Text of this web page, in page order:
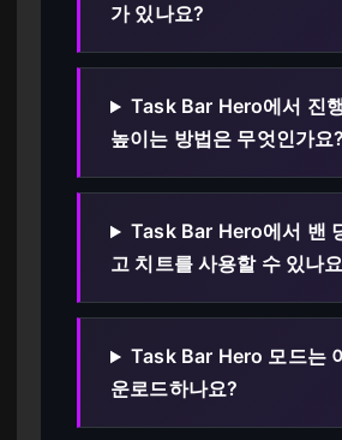
가 있나요?
Task Bar Hero에서 진
높이는 방법은 무엇인가요?
Task Bar Hero에서 밴
고 치트를 사용할 수 있나
Task Bar Hero 모드는
운로드하나요?